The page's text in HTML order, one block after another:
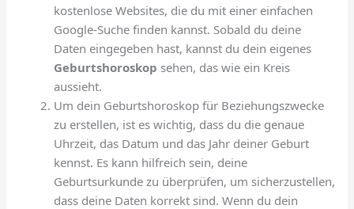
kostenlose Websites, die du mit einer einfachen
Google-Suche finden kannst. Sobald du deine
Daten eingegeben hast, kannst du dein eigenes
Geburtshoroskop sehen, das wie ein Kreis
aussieht.
Um dein Geburtshoroskop für Beziehungszwecke
zu erstellen, ist es wichtig, dass du die genaue
Uhrzeit, das Datum und das Jahr deiner Geburt
kennst. Es kann hilfreich sein, deine
Geburtsurkunde zu überprüfen, um sicherzustellen,
dass deine Daten korrekt sind. Wenn du dein